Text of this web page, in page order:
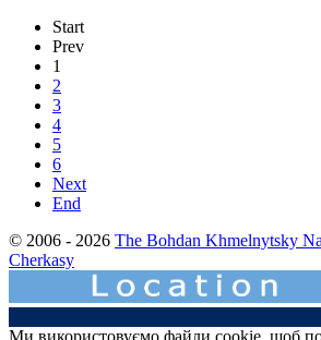
Start
Prev
1
2
3
4
5
6
Next
End
© 2006 - 2026 The Bohdan Khmelnytsky
Cherkasy